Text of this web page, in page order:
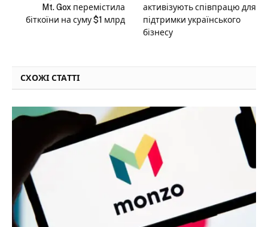
Mt. Gox перемістила
біткоїни на суму $1 млрд
активізують співпрацю для
підтримки українського
бізнесу
СХОЖІ СТАТТІ